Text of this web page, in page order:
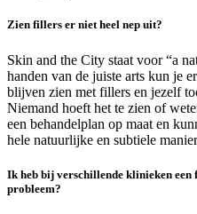
Zien fillers er niet heel nep uit?
Skin and the City staat voor “a
handen van de juiste arts kun je
blijven zien met fillers en jezelf
Niemand hoeft het te zien of
een behandelplan op maat en
hele natuurlijke en subtiele
Ik heb bij verschillende klinieken
probleem?